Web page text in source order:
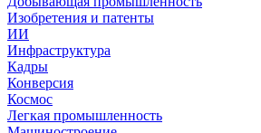
Изобретения и патенты
ИИ
Инфраструктура
Кадры
Конверсия
Космос
Легкая промышленность